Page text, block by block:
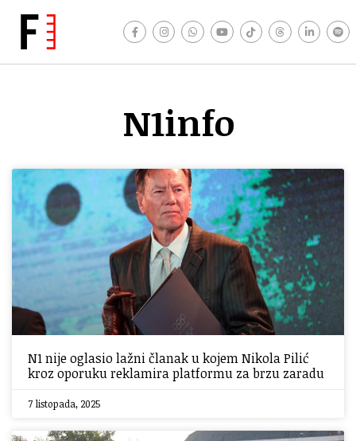
N1info
N1 nije oglasio lažni članak u kojem Nikola Pilić
kroz oporuku reklamira platformu za brzu zaradu
7 listopada, 2025